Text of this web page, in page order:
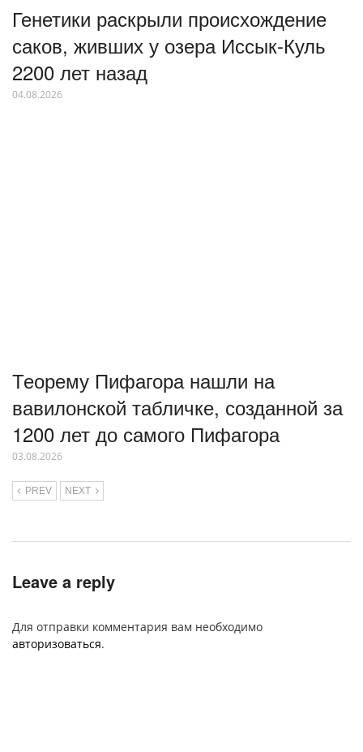
Генетики раскрыли происхождение
саков, живших у озера Иссык-Куль
2200 лет назад
04.08.2026
Теорему Пифагора нашли на
вавилонской табличке, созданной за
1200 лет до самого Пифагора
03.08.2026
PREV NEXT
Leave a reply
Для отправки комментария вам необходимо
авторизоваться.